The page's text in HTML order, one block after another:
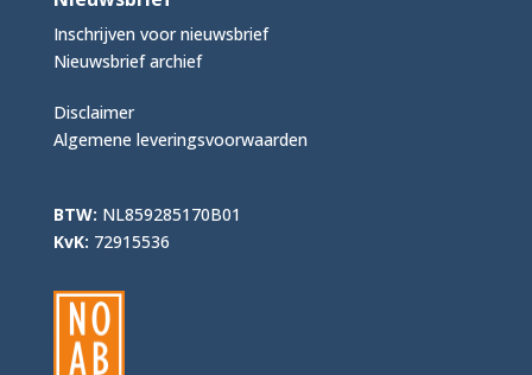
Inschrijven voor nieuwsbrief
Nieuwsbrief archief
Disclaimer
Algemene leveringsvoorwaarden
BTW: NL859285170B01
KvK: 72915536